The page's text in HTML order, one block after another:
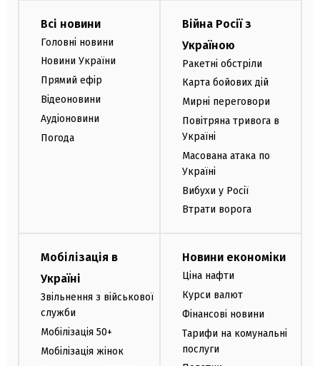
Всі новини
Головні новини
Новини України
Прямий ефір
Відеоновини
Аудіоновини
Погода
Війна Росії з
Україною
Ракетні обстріли
Карта бойових дій
Мирні переговори
Повітряна тривога в
Україні
Масована атака по
Україні
Вибухи у Росії
Втрати ворога
Мобілізація в
Україні
Звільнення з військової
служби
Мобілізація 50+
Мобілізація жінок
Новини економіки
Ціна нафти
Курси валют
Фінансові новини
Тарифи на комунальні
послуги